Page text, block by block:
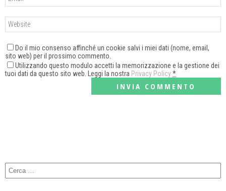
Do il mio consenso affinché un cookie salvi i miei dati (nome, email,
sito web) per il prossimo commento.
Utilizzando questo modulo accetti la memorizzazione e la gestione dei
tuoi dati da questo sito web. Leggi la nostra Privacy Policy*